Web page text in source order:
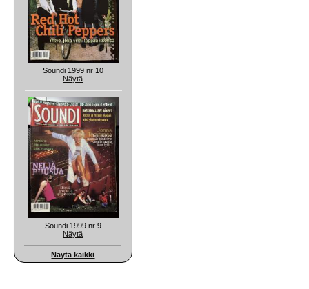
Soundi 1999 nr 10
Näytä
Soundi 1999 nr 9
Näytä
Näytä kaikki